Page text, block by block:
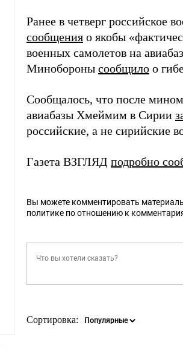
Ранее в четверг российское
сообщения о якобы
военных самолетов на
Минобороны сообщило о
Сообщалось, что после
авиабазы Хмеймим в Сирии
российские, а не сирийские
Газета ВЗГЛЯД подробно
Вы можете комментировать
политике по отношению к
Сортировка: